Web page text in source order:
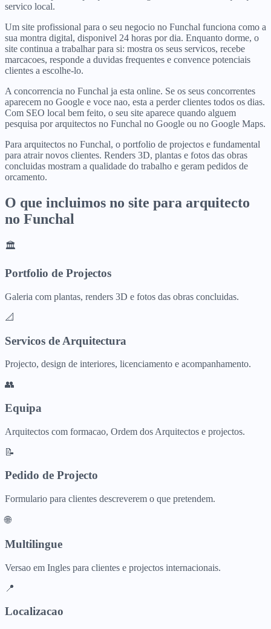
servico local.
Um site profissional para o seu negocio no Funchal funciona como a
sua montra digital, disponivel 24 horas por dia. Enquanto dorme, o
site continua a trabalhar para si: mostra os seus servicos, recebe
marcacoes, responde a duvidas frequentes e convence potenciais
clientes a escolhe-lo.
A concorrencia no Funchal ja esta online. Se os seus concorrentes
aparecem no Google e voce nao, esta a perder clientes todos os dias.
Com SEO local bem feito, o seu site aparece quando alguem
pesquisa por arquitectos no Funchal no Google ou no Google Maps.
Para arquitectos no Funchal, o portfolio de projectos e fundamental
para atrair novos clientes. Renders 3D, plantas e fotos das obras
concluidas mostram a qualidade do trabalho e geram pedidos de
orcamento.
O que incluimos no site para arquitecto
no Funchal
🏛️
Portfolio de Projectos
Galeria com plantas, renders 3D e fotos das obras concluidas.
📐
Servicos de Arquitectura
Projecto, design de interiores, licenciamento e acompanhamento.
👥
Equipa
Arquitectos com formacao, Ordem dos Arquitectos e projectos.
📝
Pedido de Projecto
Formulario para clientes descreverem o que pretendem.
🌐
Multilingue
Versao em Ingles para clientes e projectos internacionais.
📍
Localizacao